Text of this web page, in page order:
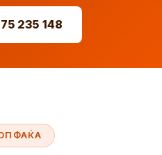
235 148